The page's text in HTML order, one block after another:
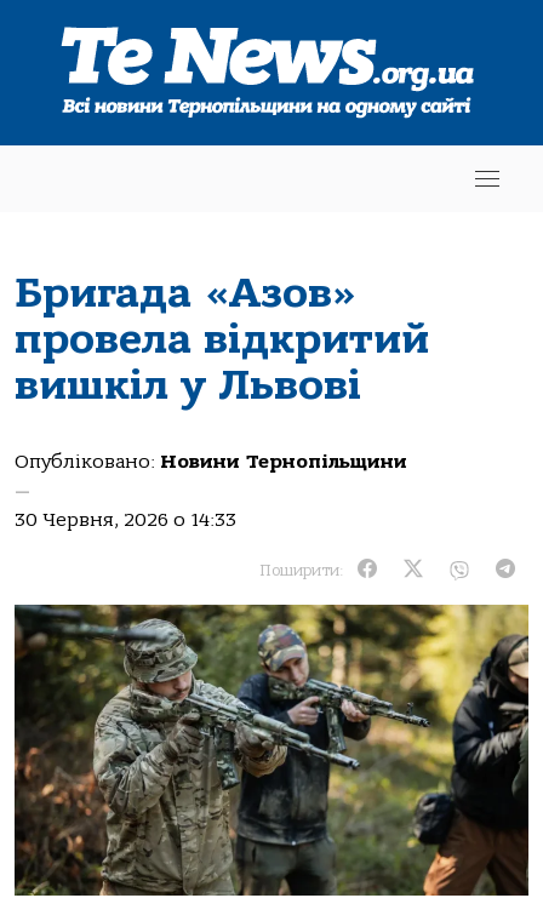
Бригада «Азов»
провела відкритий
вишкіл у Львові
Опубліковано: Новини Тернопільщини
—
30 Червня, 2026 о 14:33
Поширити: